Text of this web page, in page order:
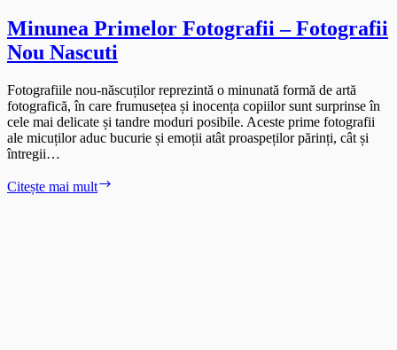
Minunea Primelor Fotografii – Fotografii
Nou Nascuti
Fotografiile nou-născuților reprezintă o minunată formă de artă
fotografică, în care frumusețea și inocența copiilor sunt surprinse în
cele mai delicate și tandre moduri posibile. Aceste prime fotografii
ale micuților aduc bucurie și emoții atât proaspeților părinți, cât și
întregii…
Citește mai mult